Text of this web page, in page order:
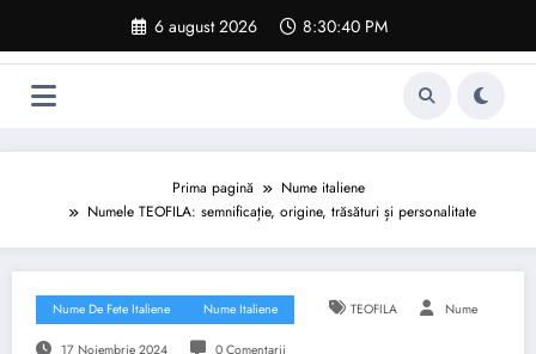
conținut
6 august 2026 8:30:41 PM
Prima pagină
Nume italiene
Numele TEOFILA: semnificație, origine, trăsături și personalitate
Nume De Fete Italiene Nume Italiene TEOFILA Nume
17 Noiembrie 2024 0 Comentarii